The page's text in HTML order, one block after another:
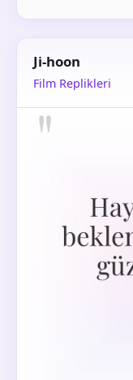
Ji-hoon
Film Replikleri